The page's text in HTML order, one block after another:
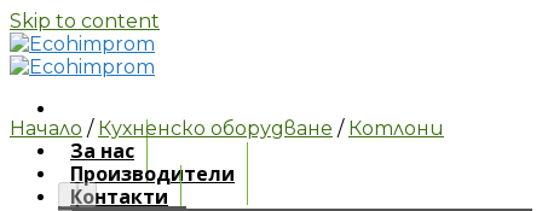
Skip to content
За нас
Производители
Контакти
Начало / Кухненско оборудване / Котлони